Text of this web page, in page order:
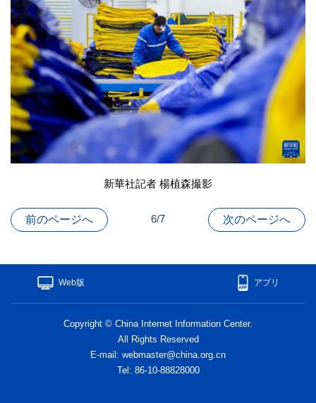
新華社記者 楊植森撮影
前のページへ 6/7 次のページへ
Web版 アプリ
Copyright © China Internet Information Center.
All Rights Reserved
E-mail: webmaster@china.org.cn
Tel: 86-10-88828000